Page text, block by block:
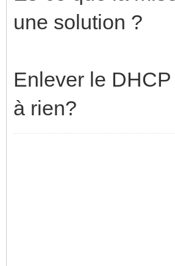
une solution ?
Enlever le
à rien?